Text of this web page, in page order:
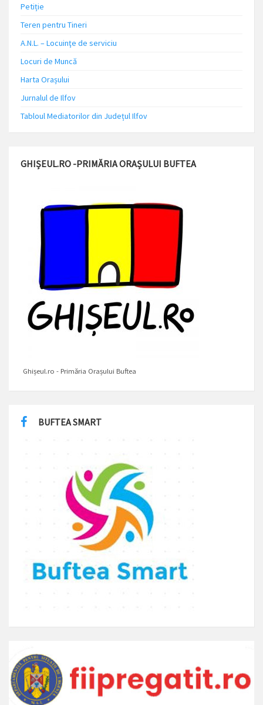
Petiție
Teren pentru Tineri
A.N.L. – Locuinţe de serviciu
Locuri de Muncă
Harta Orașului
Jurnalul de Ilfov
Tabloul Mediatorilor din Județul Ilfov
GHIȘEUL.RO -PRIMĂRIA ORAȘULUI BUFTEA
Ghișeul.ro - Primăria Orașului Buftea
BUFTEA SMART